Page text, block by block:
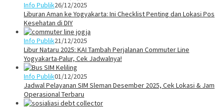
Info Publik26/12/2025
Liburan Aman ke Yogyakarta: Ini Checklist Penting dan Lokasi Pos
Kesehatan di DIY
Info Publik21/12/2025
Libur Nataru 2025: KAI Tambah Perjalanan Commuter Line
Yogyakarta-Palur, Cek Jadwalnya!
Info Publik01/12/2025
Jadwal Pelayanan SIM Sleman Desember 2025, Cek Lokasi & Jam
Operasional Terbaru